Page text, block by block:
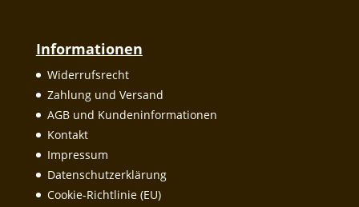
Informationen
Widerrufsrecht
Zahlung und Versand
AGB und Kundeninformationen
Kontakt
Impressum
Datenschutzerklärung
Cookie-Richtlinie (EU)